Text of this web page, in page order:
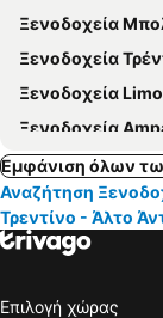
Ξενοδοχεία
Ξενοδοχεία
Ξενοδοχεία
Ξενοδοχεία
Εμφάνιση όλων
Αναζήτηση
Τρεντίνο - Άλτο
Επιλογή χώρας